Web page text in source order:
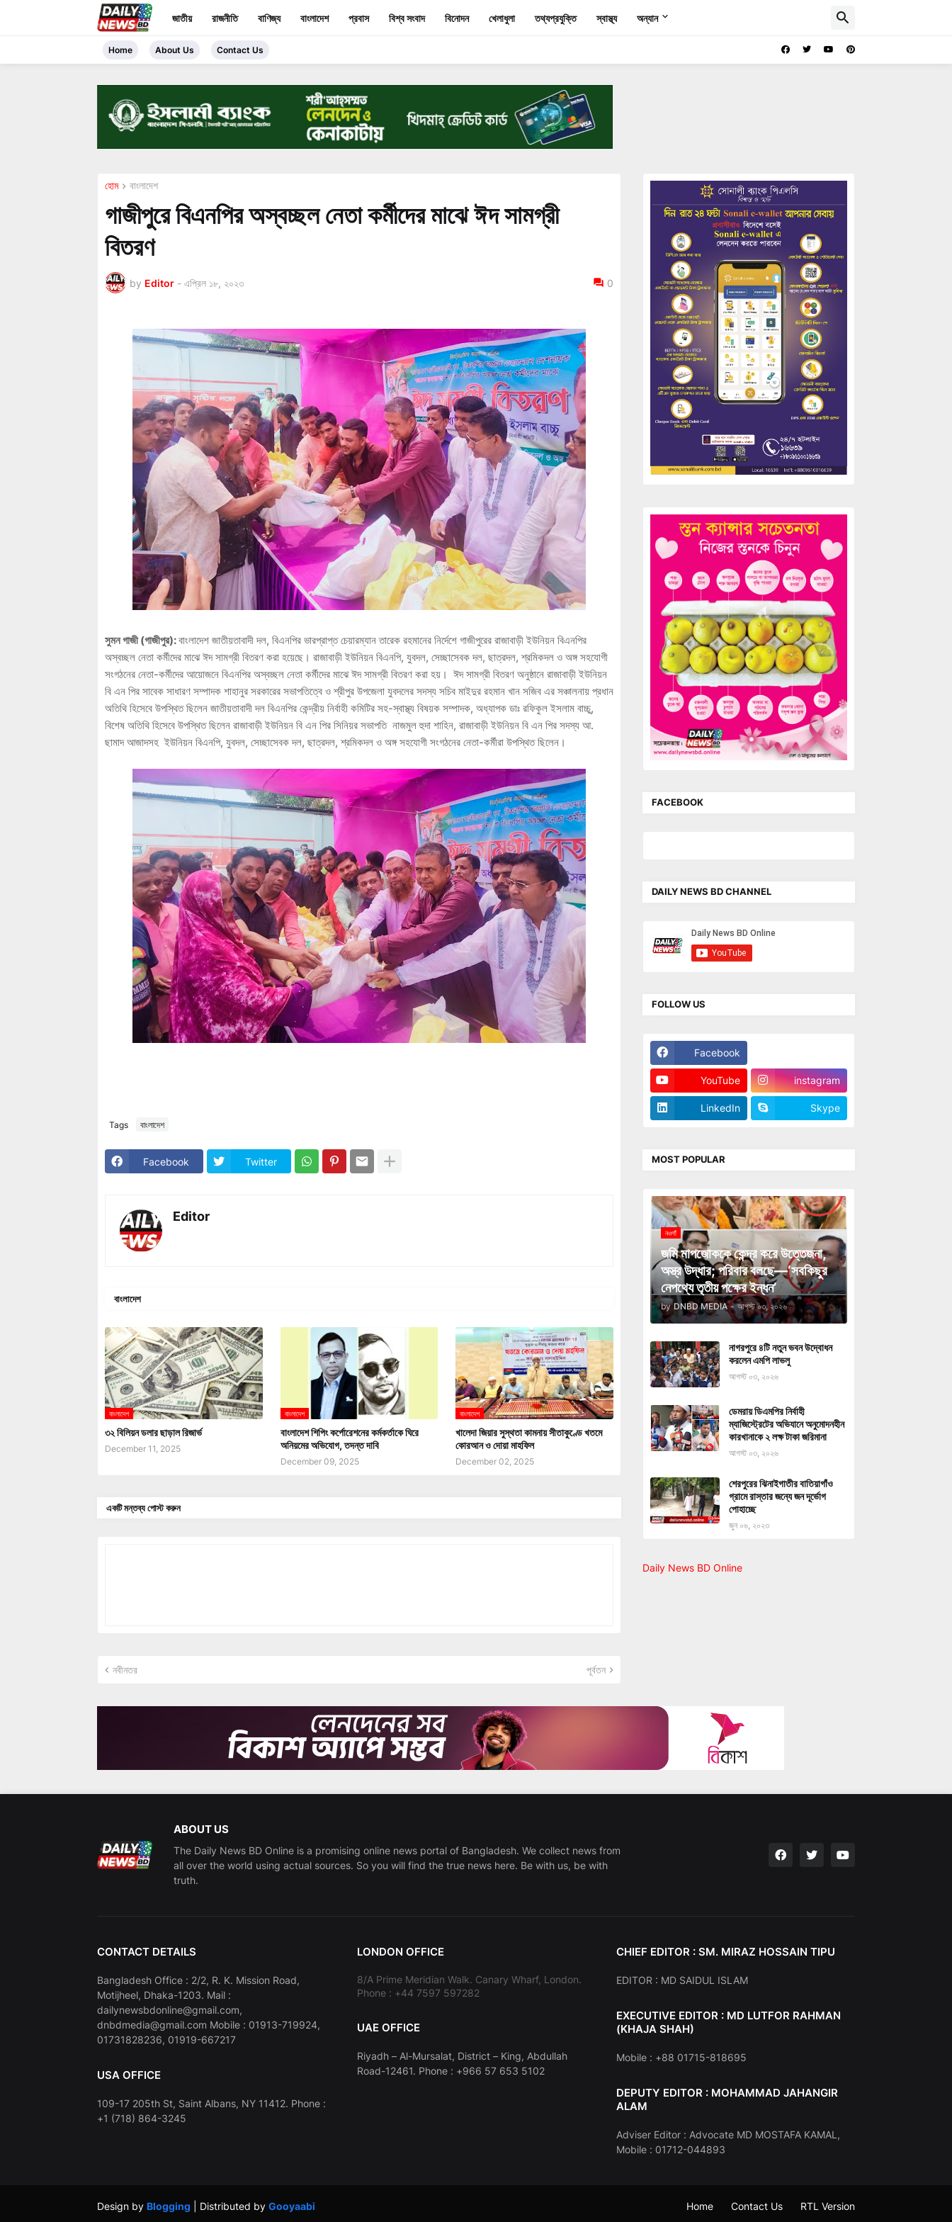
জাতীয় রাজনীতি বাণিজ্য বাংলাদেশ প্রবাস বিশ্ব সংবাদ বিনোদন খেলাধুলা তথ্যপ্রযুক্তি স্বাস্থ্য অন্যান
Home About Us Contact Us
হোম বাংলাদেশ
গাজীপুরে বিএনপির অস্বচ্ছল নেতা কর্মীদের মাঝে ঈদ সামগ্রী
বিতরণ
by Editor - এপ্রিল ১৮, ২০২৩ 0
সুমন গাজী (গাজীপুর):বাংলাদেশ জাতীয়তাবাদী দল, বিএনপির ভারপ্রাপ্ত চেয়ারম্যান তারেক রহমানের নির্দেশে গাজীপুরের রাজাবাড়ী ইউনিয়ন বিএনপির
অস্বচ্ছল নেতা কর্মীদের মাঝে ঈদ সামগ্রী বিতরণ করা হয়েছে। রাজাবাড়ী ইউনিয়ন বিএনপি, যুবদল, সেচ্ছাসেবক দল, ছাত্রদল, শ্রমিকদল ও অঙ্গ সহযোগী
সংগঠনের নেতা-কর্মীদের আয়োজনে বিএনপির অস্বচ্ছল নেতা কর্মীদের মাঝে ঈদ সামগ্রী বিতরণ করা হয়। ঈদ সামগ্রী বিতরণ অনুষ্ঠানে রাজাবাড়ী ইউনিয়ন
বি এন পির সাবেক সাধারণ সম্পাদক শাহানুর সরকারের সভাপতিত্বে ও শ্রীপুর উপজেলা যুবদলের সদস্য সচিব মাইদুর রহমান খান সজিব এর সঞ্চালনায় প্রধান
অতিথি হিসেবে উপস্থিত ছিলেন জাতীয়তাবাদী দল বিএনপির কেন্দ্রীয় নির্বাহী কমিটির সহ-স্বাস্থ্য বিষয়ক সম্পাদক, অধ্যাপক ডাঃ রফিকুল ইসলাম বাচ্চু,
বিশেষ অতিথি হিসেবে উপস্থিত ছিলেন রাজাবাড়ী ইউনিয়ন বি এন পির সিনিয়র সভাপতি নাজমুল হুদা শাহিন, রাজাবাড়ী ইউনিয়ন বি এন পির সদস্য আ.
ছামাদ আজাদসহ ইউনিয়ন বিএনপি, যুবদল, সেচ্ছাসেবক দল, ছাত্রদল, শ্রমিকদল ও অঙ্গ সহযোগী সংগঠনের নেতা-কর্মীরা উপস্থিত ছিলেন।
Tags বাংলাদেশ
Facebook Twitter
Editor
বাংলাদেশ
বাংলাদেশ
৩২ বিলিয়ন ডলার ছাড়াল রিজার্ভ
December 11, 2025
বাংলাদেশ
বাংলাদেশ শিপিং কর্পোরেশনের কর্মকর্তাকে ঘিরে
অনিয়মের অভিযোগ, তদন্ত দাবি
December 09, 2025
বাংলাদেশ
খালেদা জিয়ার সুস্থতা কামনায় সীতাকুণ্ডে খতমে
কোরআন ও দোয়া মাহফিল
December 02, 2025
একটি মন্তব্য পোস্ট করুন
নবীনতর পূর্বতন
FACEBOOK
DAILY NEWS BD CHANNEL
FOLLOW US
Facebook
YouTube instagram
LinkedIn Skype
MOST POPULAR
নওগাঁ
জমি মাপজোককে কেন্দ্র করে উত্তেজনা,
অস্ত্র উদ্ধার; পরিবার বলছে—‘সবকিছুর
নেপথ্যে তৃতীয় পক্ষের ইন্ধন’
by DNBD MEDIA - আগস্ট ০৩, ২০২৬
নাগরপুরে ৪টি নতুন ভবন উদ্বোধন
করলেন এমপি লাভলু
আগস্ট ০৩, ২০২৬
ডেমরায় ডিএমপির নির্বাহী
ম্যাজিস্ট্রেটের অভিযানে অনুমোদনহীন
কারখানাকে ২ লক্ষ টাকা জরিমানা
আগস্ট ০৩, ২০২৬
শেরপুরের ঝিনাইগাতীর বাতিয়াগাঁও
গ্রামে রাস্তার জন্যে জন দূর্ভোগ
পোহাচ্ছে
জুন ০৬, ২০২৩
Daily News BD Online
ABOUT US
The Daily News BD Online is a promising online news portal of Bangladesh. We collect news from
all over the world using actual sources. So you will find the true news here. Be with us, be with
truth.
CONTACT DETAILS
Bangladesh Office : 2/2, R. K. Mission Road,
Motijheel, Dhaka-1203. Mail :
dailynewsbdonline@gmail.com,
dnbdmedia@gmail.com Mobile : 01913-719924,
01731828236, 01919-667217
USA OFFICE
109-17 205th St, Saint Albans, NY 11412. Phone :
+1 (718) 864-3245
LONDON OFFICE
8/A Prime Meridian Walk. Canary Wharf, London.
Phone : +44 7597 597282
UAE OFFICE
Riyadh – Al-Mursalat, District – King, Abdullah
Road-12461. Phone : +966 57 653 5102
CHIEF EDITOR : SM. MIRAZ HOSSAIN TIPU
EDITOR : MD SAIDUL ISLAM
EXECUTIVE EDITOR : MD LUTFOR RAHMAN
(KHAJA SHAH)
Mobile : +88 01715-818695
DEPUTY EDITOR : MOHAMMAD JAHANGIR
ALAM
Adviser Editor : Advocate MD MOSTAFA KAMAL,
Mobile : 01712-044893
Design by Blogging | Distributed by Gooyaabi Home Contact Us RTL Version